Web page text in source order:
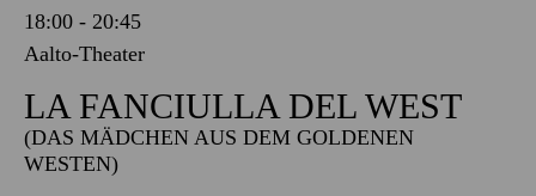
18:00 - 20:45
Aalto-Theater
LA FANCIULLA DEL WEST
(DAS MÄDCHEN AUS DEM GOLDENEN
WESTEN)